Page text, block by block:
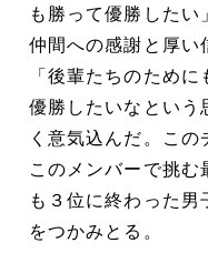
も勝って優勝した
仲間への感謝と厚い
「後輩たちのため
優勝したいなという
く意気込んだ。この
このメンバーで挑む
も３位に終わった
をつかみとる。